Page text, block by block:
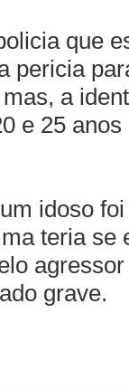
que
pericia
a
e 25 anos
idoso
teria se
grave.